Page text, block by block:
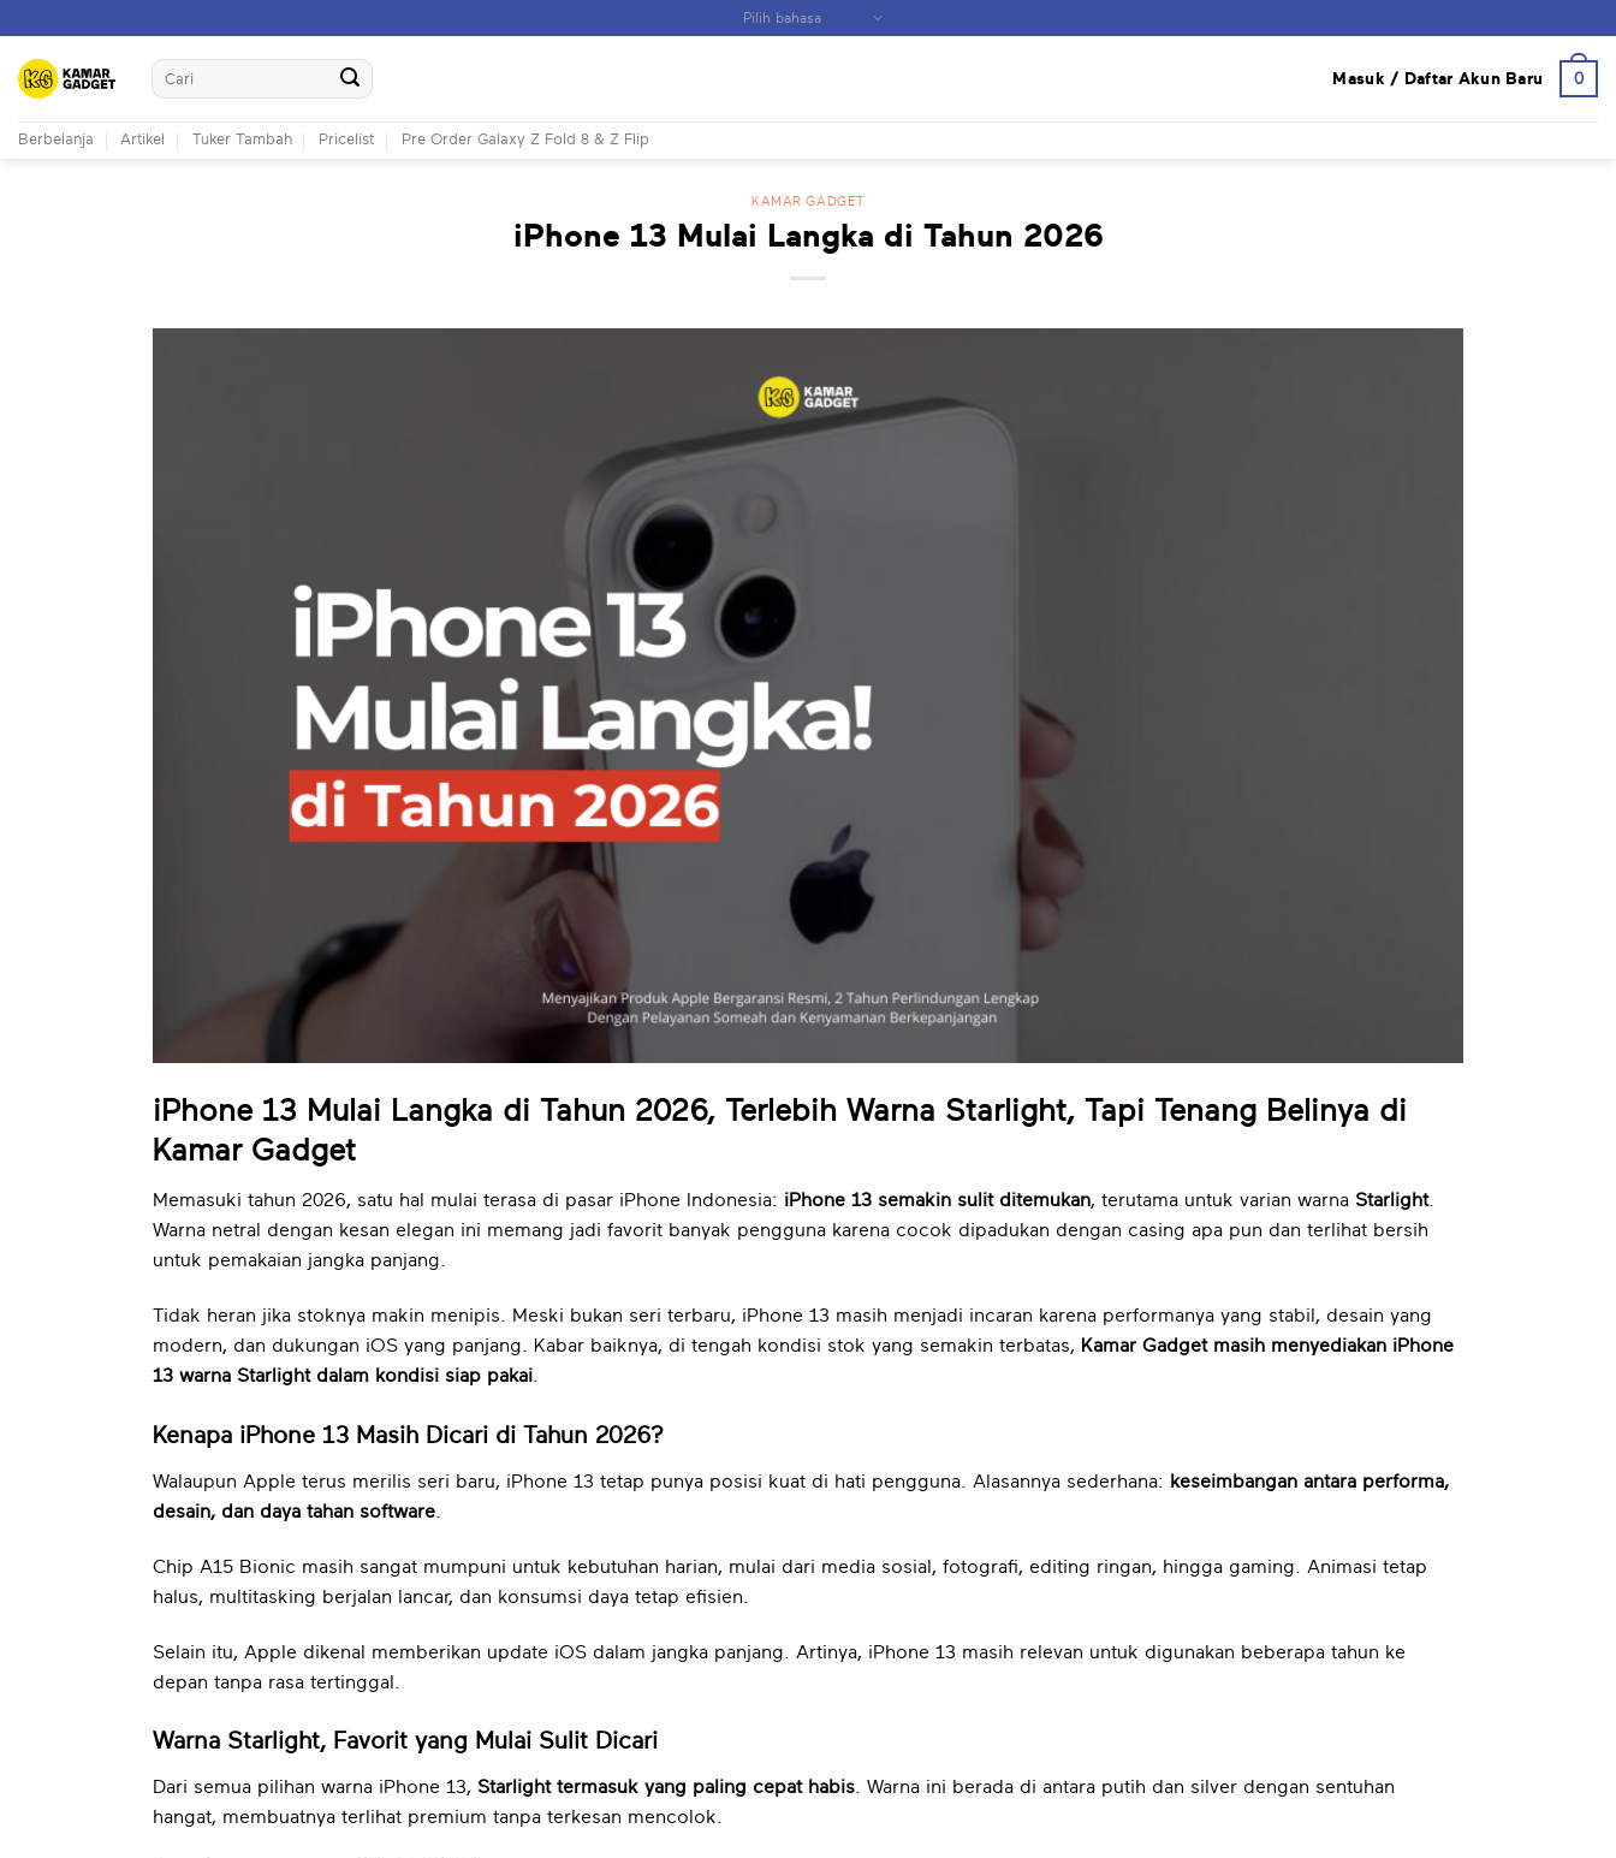
content
Search
for:
Masuk / Daftar Akun Baru 0
Berbelanja Artikel Tuker Tambah Pricelist Pre Order Galaxy Z Fold 8 & Z Flip
KAMAR GADGET
iPhone 13 Mulai Langka di Tahun 2026
iPhone 13 Mulai Langka di Tahun 2026, Terlebih Warna Starlight, Tapi Tenang Belinya di
Kamar Gadget
Memasuki tahun 2026, satu hal mulai terasa di pasar iPhone Indonesia: iPhone 13 semakin sulit ditemukan, terutama untuk varian warna Starlight.
Warna netral dengan kesan elegan ini memang jadi favorit banyak pengguna karena cocok dipadukan dengan casing apa pun dan terlihat bersih
untuk pemakaian jangka panjang.
Tidak heran jika stoknya makin menipis. Meski bukan seri terbaru, iPhone 13 masih menjadi incaran karena performanya yang stabil, desain yang
modern, dan dukungan iOS yang panjang. Kabar baiknya, di tengah kondisi stok yang semakin terbatas, Kamar Gadget masih menyediakan iPhone
13 warna Starlight dalam kondisi siap pakai.
Kenapa iPhone 13 Masih Dicari di Tahun 2026?
Walaupun Apple terus merilis seri baru, iPhone 13 tetap punya posisi kuat di hati pengguna. Alasannya sederhana:
keseimbangan antara performa,
desain, dan daya tahan software
Chip A15 Bionic masih sangat mumpuni untuk kebutuhan harian, mulai dari media sosial, fotografi, editing ringan, hingga gaming. Animasi tetap
halus, multitasking berjalan lancar, dan konsumsi daya tetap efisien.
Selain itu, Apple dikenal memberikan update iOS dalam jangka panjang. Artinya, iPhone 13 masih relevan untuk digunakan beberapa tahun ke
depan tanpa rasa tertinggal.
Warna Starlight, Favorit yang Mulai Sulit Dicari
Dari semua pilihan warna iPhone 13, Starlight termasuk yang paling cepat habis. Warna ini berada di antara putih dan silver dengan sentuhan
hangat, membuatnya terlihat premium tanpa terkesan mencolok.